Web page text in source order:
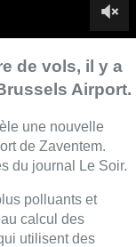
jusqu’à 20%. À
vieux avions et
de base
forte diminution de
Bonjour